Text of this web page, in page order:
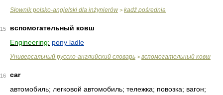
Słownik polsko-angielski dla inżynierów > kadź pośrednia
15
вспомогательный ковш
Engineering: pony ladle
Универсальный русско-английский словарь > вспомогательный ковш
16
car
автомобиль; легковой автомобиль; тележка; повозка; вагон;